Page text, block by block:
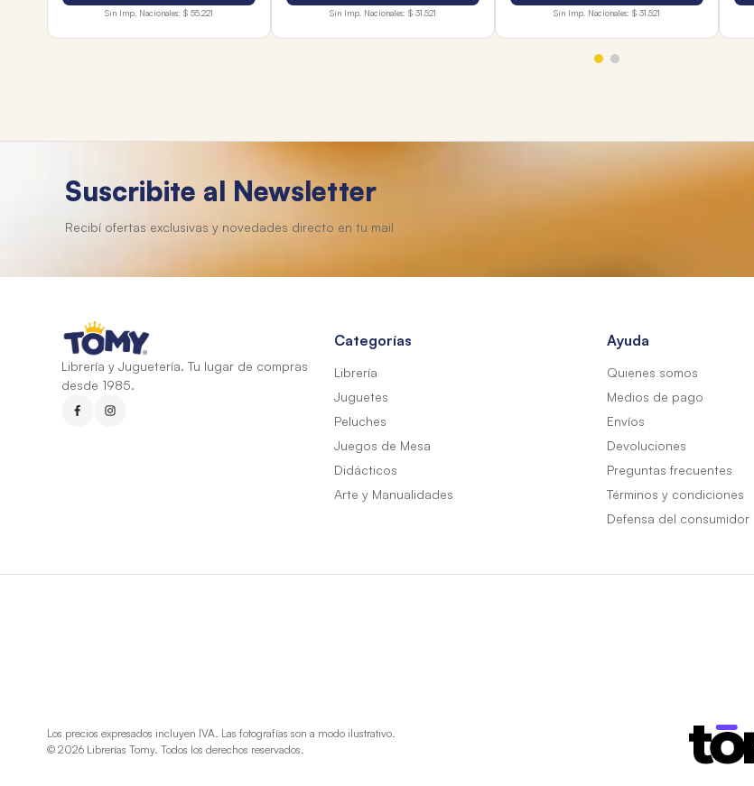
Sin Imp. Nacionales: $ 55.221 Sin Imp. Nacionales: $ 31.521 Sin Imp. Nacionales: $ 31.521
Suscribite al Newsletter
Librería y Juguetería. Tu lugar de compras
desde 1985.
Categorías
Librería
Juguetes
Peluches
Juegos de Mesa
Didácticos
Arte y Manualidades
Ayuda
Quienes somos
Medios de pago
Envíos
Devoluciones
Preguntas frecuentes
Términos y condiciones
Defensa del consumidor
Los precios expresados incluyen IVA. Las fotografías son a modo ilustrativo.
© 2026 Librerías Tomy. Todos los derechos reservados.